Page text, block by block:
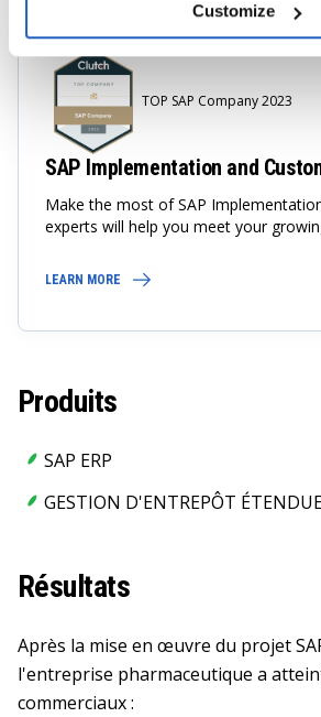
Customize
TOP SAP Company 2023
SAP Implementation and
Make the most of SAP
experts will help you meet your
LEARN MORE
Produits
SAP ERP
GESTION D'ENTREPÔT
Résultats
Après la mise en œuvre du projet
l'entreprise pharmaceutique a
commerciaux :